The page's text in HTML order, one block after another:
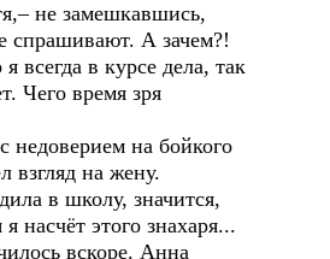
не замешкавшись,
спрашивают. А зачем?!
всегда в курсе дела, так
Чего время зря
недоверием на бойкого
взгляд на жену.
в школу, значится,
насчёт этого знахаря...
вскоре. Анна